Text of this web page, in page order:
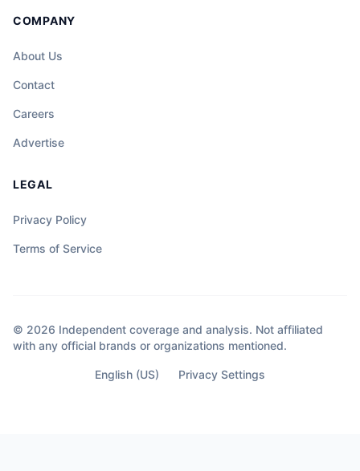
COMPANY
About Us
Contact
Careers
Advertise
LEGAL
Privacy Policy
Terms of Service
© 2026 Independent coverage and analysis. Not affiliated
with any official brands or organizations mentioned.
English (US) Privacy Settings